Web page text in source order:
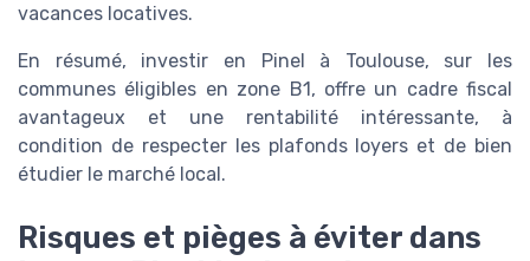
vacances locatives.
En résumé, investir en Pinel à Toulouse, sur les
communes éligibles en zone B1, offre un cadre fiscal
avantageux et une rentabilité intéressante, à
condition de respecter les plafonds loyers et de bien
étudier le marché local.
Risques et pièges à éviter dans